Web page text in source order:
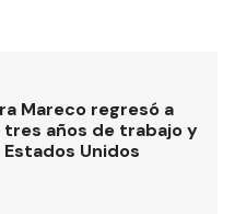
Mareco regresó a
tres años de trabajo y
Unidos